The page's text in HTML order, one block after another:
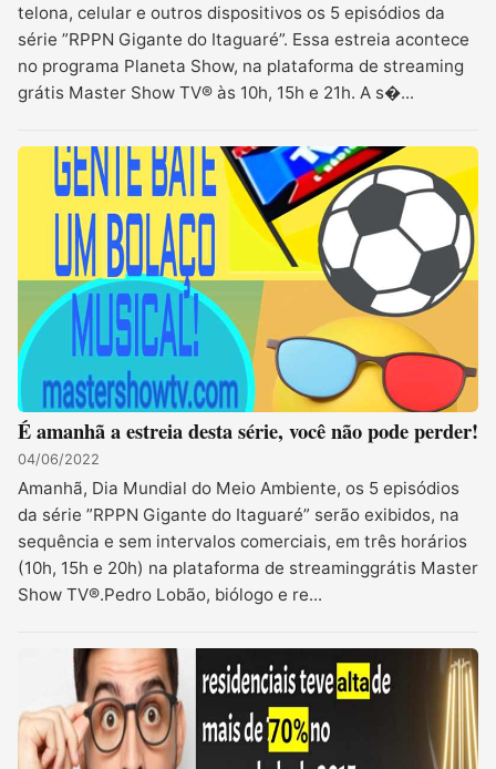
telona, celular e outros dispositivos os 5 episódios da
série ”RPPN Gigante do Itaguaré”. Essa estreia acontece
no programa Planeta Show, na plataforma de streaming
grátis Master Show TV® às 10h, 15h e 21h. A s�...
É amanhã a estreia desta série, você não pode perder!
04/06/2022
Amanhã, Dia Mundial do Meio Ambiente, os 5 episódios
da série ”RPPN Gigante do Itaguaré” serão exibidos, na
sequência e sem intervalos comerciais, em três horários
(10h, 15h e 20h) na plataforma de streaminggrátis Master
Show TV®.Pedro Lobão, biólogo e re...